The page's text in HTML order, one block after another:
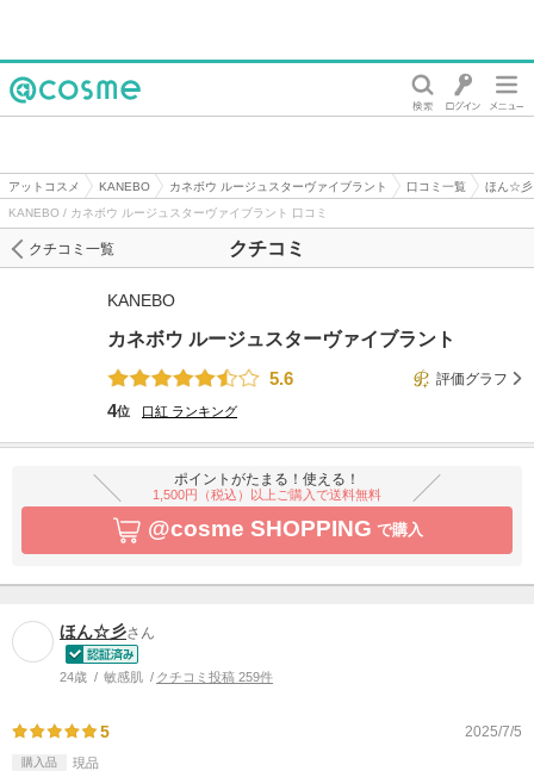
アットコスメ KANEBO カネボウ ルージュスターヴァイブラント 口コミ一覧
ほん☆彡
KANEBO / カネボウ ルージュスターヴァイブラント 口コミ
クチコミ
クチコミ一覧
KANEBO
カネボウ ルージュスターヴァイブラント
5.6
評価グラフ
4位 口紅 ランキング
ポイントがたまる！使える！
1,500円（税込）以上ご購入で送料無料
@cosme SHOPPING で購入
ほん☆彡さん
24歳 敏感肌 クチコミ投稿 259件
5 2025/7/5
購入品 現品